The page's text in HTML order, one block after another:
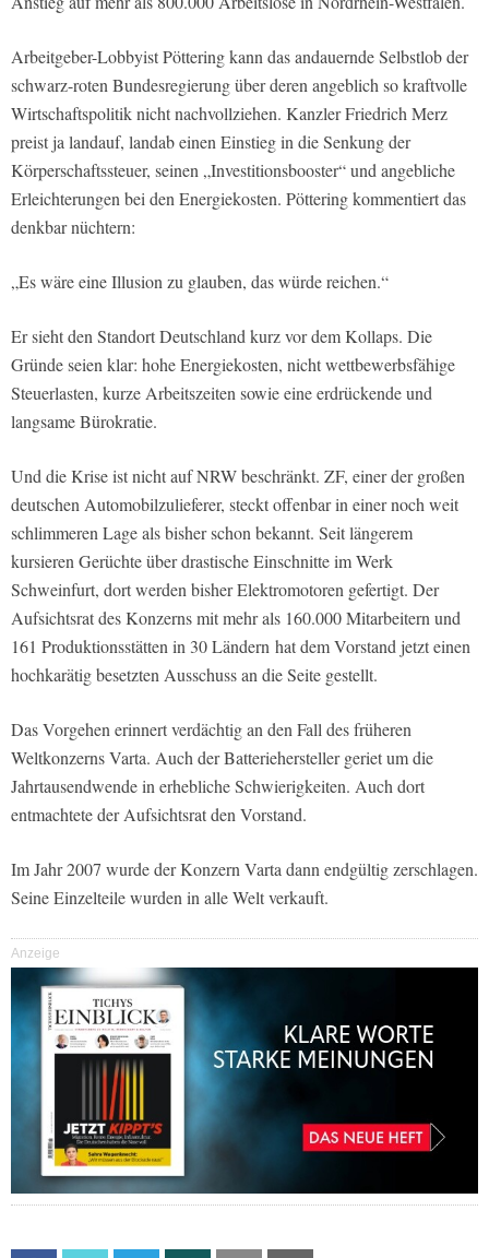
Arbeitgeber-Lobbyist Pöttering kann das andauernde Selbstlob der
schwarz-roten Bundesregierung über deren angeblich so kraftvolle
Wirtschaftspolitik nicht nachvollziehen. Kanzler Friedrich Merz
preist ja landauf, landab einen Einstieg in die Senkung der
Körperschaftssteuer, seinen „Investitionsbooster“ und angebliche
Erleichterungen bei den Energiekosten. Pöttering kommentiert das
denkbar nüchtern:
„Es wäre eine Illusion zu glauben, das würde reichen.“
Er sieht den Standort Deutschland kurz vor dem Kollaps. Die
Gründe seien klar: hohe Energiekosten, nicht wettbewerbsfähige
Steuerlasten, kurze Arbeitszeiten sowie eine erdrückende und
langsame Bürokratie.
Und die Krise ist nicht auf NRW beschränkt. ZF, einer der großen
deutschen Automobilzulieferer, steckt offenbar in einer noch weit
schlimmeren Lage als bisher schon bekannt. Seit längerem
kursieren Gerüchte über drastische Einschnitte im Werk
Schweinfurt, dort werden bisher Elektromotoren gefertigt. Der
Aufsichtsrat des Konzerns mit mehr als 160.000 Mitarbeitern und
161 Produktionsstätten in 30 Ländern hat dem Vorstand jetzt einen
hochkarätig besetzten Ausschuss an die Seite gestellt.
Das Vorgehen erinnert verdächtig an den Fall des früheren
Weltkonzerns Varta. Auch der Batteriehersteller geriet um die
Jahrtausendwende in erhebliche Schwierigkeiten. Auch dort
entmachtete der Aufsichtsrat den Vorstand.
Im Jahr 2007 wurde der Konzern Varta dann endgültig zerschlagen.
Seine Einzelteile wurden in alle Welt verkauft.
Anzeige